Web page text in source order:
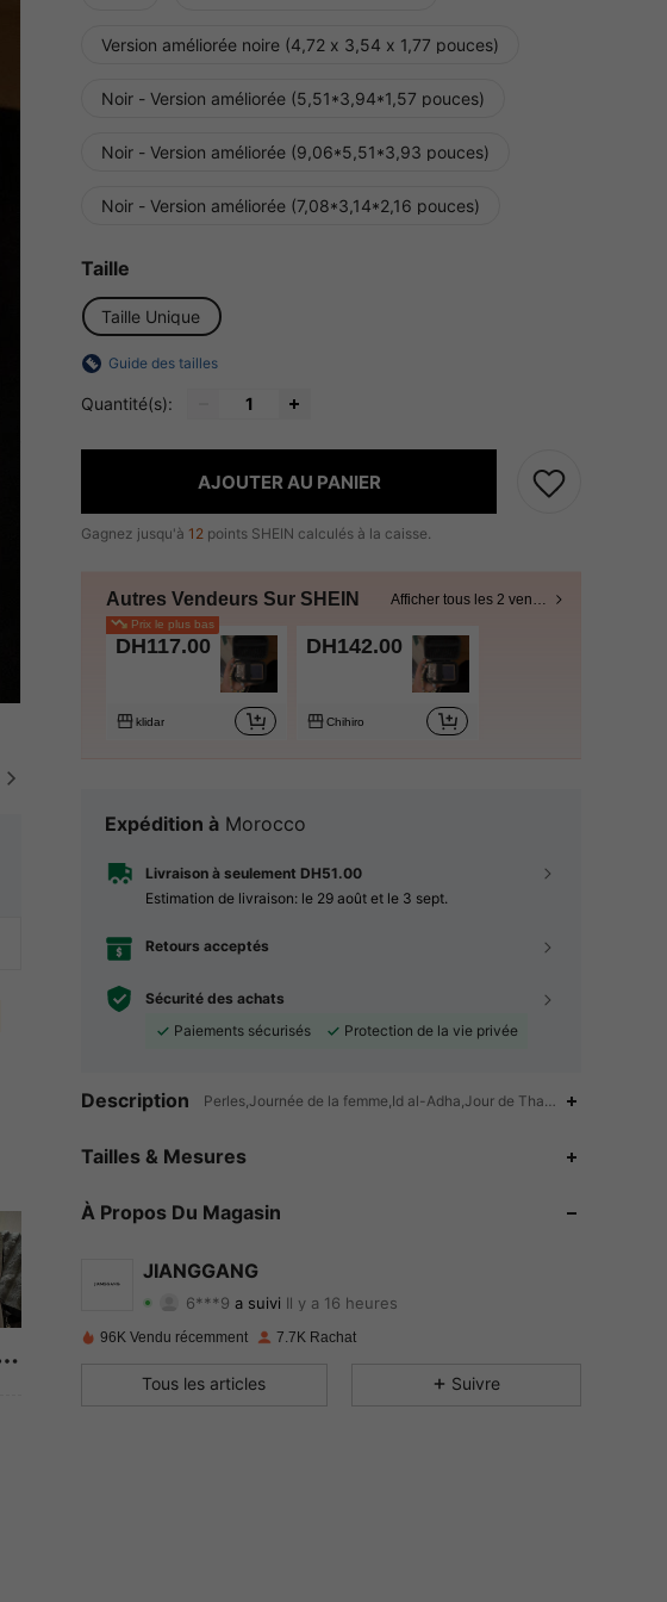
Version améliorée noire (4,72 x 3,54 x 1,77 pouces)
Noir - Version améliorée (5,51*3,94*1,57 pouces)
Noir - Version améliorée (9,06*5,51*3,93 pouces)
Noir - Version améliorée (7,08*3,14*2,16 pouces)
Taille
Taille Unique
Guide des tailles
Quantité(s):
AJOUTER AU PANIER
Gagnez jusqu'à 12 points SHEIN calculés à la caisse.
Autres Vendeurs Sur SHEIN Afficher tous les 2 vendeurs
Prix le plus bas
DH117.00
klidar
DH142.00
Chihiro
Expédition à Morocco
Livraison à seulement DH51.00
Estimation de livraison: le 29 août et le 3 sept.
Retours acceptés
Sécurité des achats
Paiements sécurisés
Protection de la vie privée
Description Perles,Journée de la femme,Id al-Adha,Jour de
Tailles & Mesures
À Propos Du Magasin
JIANGGANG
4.85
4.85 125
4.85
w***0 est en train de naviguer
4.85
96K Vendu récemment 7.7K Rachat
Tous les articles Suivre